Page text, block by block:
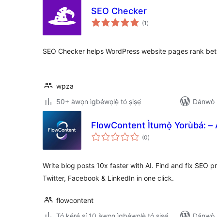
SEO Checker
(1 àpapọ̀
àwọn
)
SEO Checker helps WordPress website pages rank
wpza
50+ àwọn ìgbéwọlẹ̀ tó ṣiṣẹ́
FlowContent Ìtumọ̀ Yorùbá: –
(0àpapọ̀
àwọn
)
Write blog posts 10x faster with AI. Find and fix SEO
Twitter, Facebook & LinkedIn in one click.
flowcontent